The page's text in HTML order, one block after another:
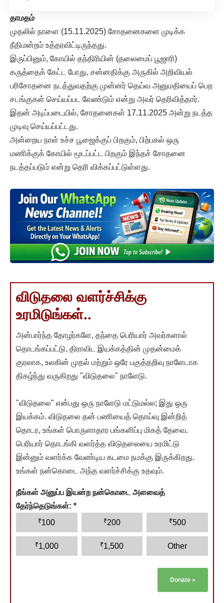
தாமதம்
முதலில் நாளை (15.11.2025) சோதனைகளை முடிக்க
நீதிமன்றம் உத்தரவிட்டிருந்தது.
இருப்பினும், கோயில் தந்திரியின் (தலைமைப் பூஜாரி)
கருத்தைக் கேட்ட போது, சன்னதிக்கு அருகில் அறிவியல்
பரிசோதனை நடத்துவதற்கு முன்னர் தெய்வ அனுமதியைப் பெற
சடங்குகள் செய்யப்பட வேண்டும் என்று அவர் தெரிவித்தார்.
இதன் அடிப்படையில், சோதனைகள் 17.11.2025 அன்று நடத்த
முடிவு செய்யப்பட்டது.
அன்றைய நாள் உச்ச பூஜைக்குப் பிறகும், பிற்பகல் ஒரு
மணிக்குக் கோயில் மூடப்பட்ட பிறகும் இந்தச் சோதனை
நடத்தப்படும் என்று தெரி விக்கப்பட்டுள்ளது.
விடுதலை வளர்ச்சிக்கு
உரமிடுங்கள்..
அன்பார்ந்த தோழர்களே, தந்தை பெரியார் அவர்களால்
தொடங்கப்பட்டு, திராவிட இயக்கத்தின் முதன்மைக்
குரலாக, உலகின் முதல் மற்றும் ஒரே பகுத்தறிவு நாளேடாக
திகழ்ந்து வருகிறது "விடுதலை" நாளேடு.
"விடுதலை" என்பது ஒரு நாளேடு மட்டுமல்ல; இது ஒரு
இயக்கம். விடுதலை தன் பணியைத் தொய்வு இன்றித்
தொடர, உங்கள் பொருளாதார பங்களிப்பு மிகத் தேவை.
பெரியார் தொடங்கி வளர்த்த விடுதலையை உரமிட்டு
இன்னும் வளர்க்க வேண்டிய கடமை நமக்கு இருக்கிறது.
உங்கள் நன்கொடை அந்த வளர்ச்சிக்கு உதவும்.
நீங்கள் அனுப்ப இயன்ற நன்கொடை அளவைத்
தேர்ந்தெடுங்கள்: *
₹100 ₹200 ₹500
₹1,000 ₹1,500 Other
Donate »